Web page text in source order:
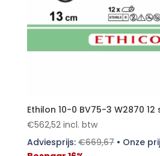
Ethilon 10-0 BV75-3 W2870 12
€562,52 incl. btw
Adviesprijs:€669,67• Onze